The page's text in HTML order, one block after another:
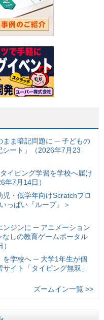
まま暗記問題に ─ 子どもの
ート」（2026年7月23
イピング学習を学校へ届け
年7月14日）
・低学年向けScratchプロ
っぱい『ループ』＞
ンジンに ─ アニメーション
しの教育ゲームポータル
を学校へ ─ 大学1年生が個
イト「タイピング無双」
ズームイン一覧 >>